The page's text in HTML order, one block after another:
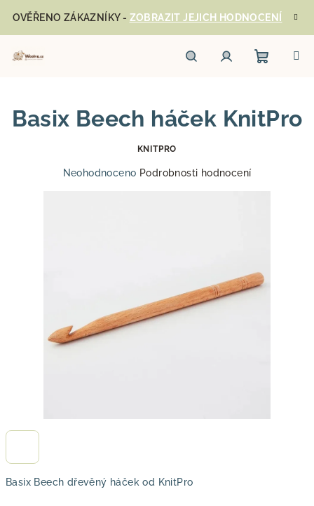
obsah
OVĚŘENO ZÁKAZNÍKY - ZOBRAZIT JEJICH HODNOCENÍ
košík
Basix Beech dřevěný háček od KnitPro
Basix Beech háček KnitPro
KNITPRO
Průměrné
Neohodnoceno Podrobnosti hodnocení